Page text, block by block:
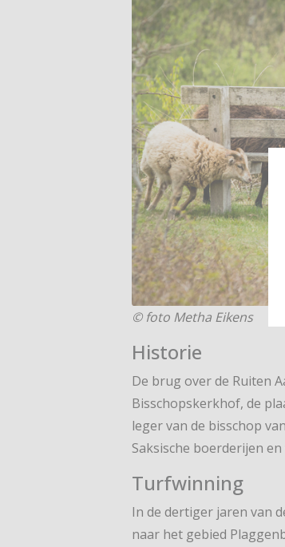
© foto Metha Eikens
Historie
De brug over de Ruiten
Bisschopskerkhof, de
leger van de bisschop
Saksische boerderijen
Turfwinning
In de dertiger jaren van
naar het gebied